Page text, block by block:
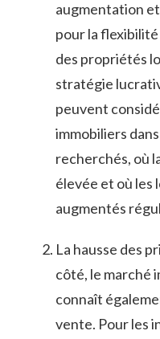
augmentation
pour la
des propriétés
stratégie
peuvent
immobiliers
recherchés, où
élevée et ⁣où les
augmentés
La⁣ hausse des​
côté, le marché
connaît
vente. Pour‌ les